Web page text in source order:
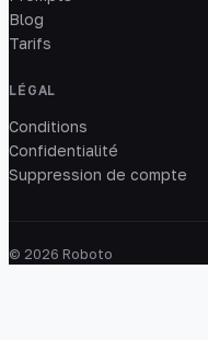
Blog
Tarifs
LÉGAL
Conditions
Confidentialité
Suppression de compte
© 2026 Roboto